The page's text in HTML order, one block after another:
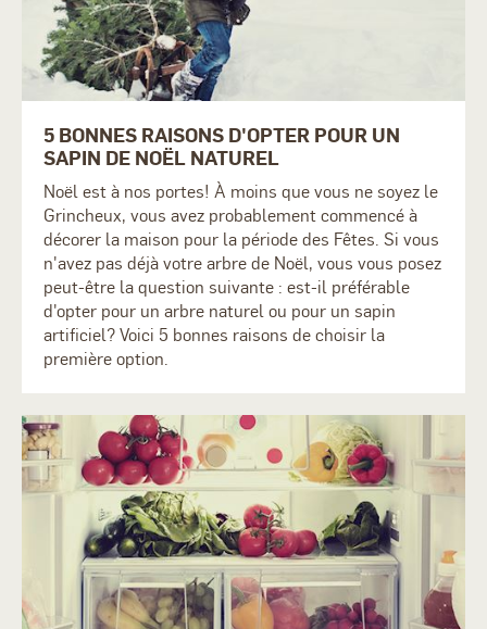
5 BONNES RAISONS D'OPTER POUR UN
SAPIN DE NOËL NATUREL
Noël est à nos portes! À moins que vous ne soyez le
Grincheux, vous avez probablement commencé à
décorer la maison pour la période des Fêtes. Si vous
n'avez pas déjà votre arbre de Noël, vous vous posez
peut-être la question suivante : est-il préférable
d'opter pour un arbre naturel ou pour un sapin
artificiel? Voici 5 bonnes raisons de choisir la
première option.